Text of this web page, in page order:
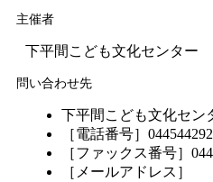
主催者
下平間こども文化センター
問い合わせ先
下平間こども文化セン
［電話番号］
［ファックス番号］
［メールアドレス］